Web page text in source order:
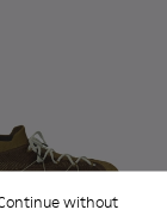
without